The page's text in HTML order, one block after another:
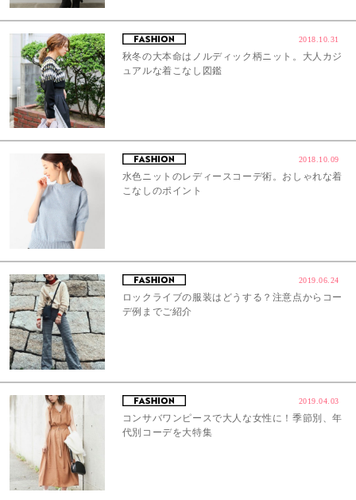
2018.10.31
秋冬の大本命はノルディック柄ニット。大人カジ
ュアルな着こなし図鑑
2018.10.09
水色ニットのレディースコーデ術。おしゃれな着
こなしのポイント
2019.06.24
ロックライブの服装はどうする？注意点からコー
デ例までご紹介
2019.04.03
コンサバワンピースで大人な女性に！季節別、年
代別コーデを大特集